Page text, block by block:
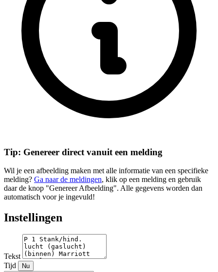
Tip: Genereer direct vanuit een melding
Wil je een afbeelding maken met alle informatie van een specifieke
melding? Ga naar de meldingen, klik op een melding en gebruik
daar de knop "Genereer Afbeelding". Alle gegevens worden dan
automatisch voor je ingevuld!
Instellingen
Tekst
Tijd
Nu